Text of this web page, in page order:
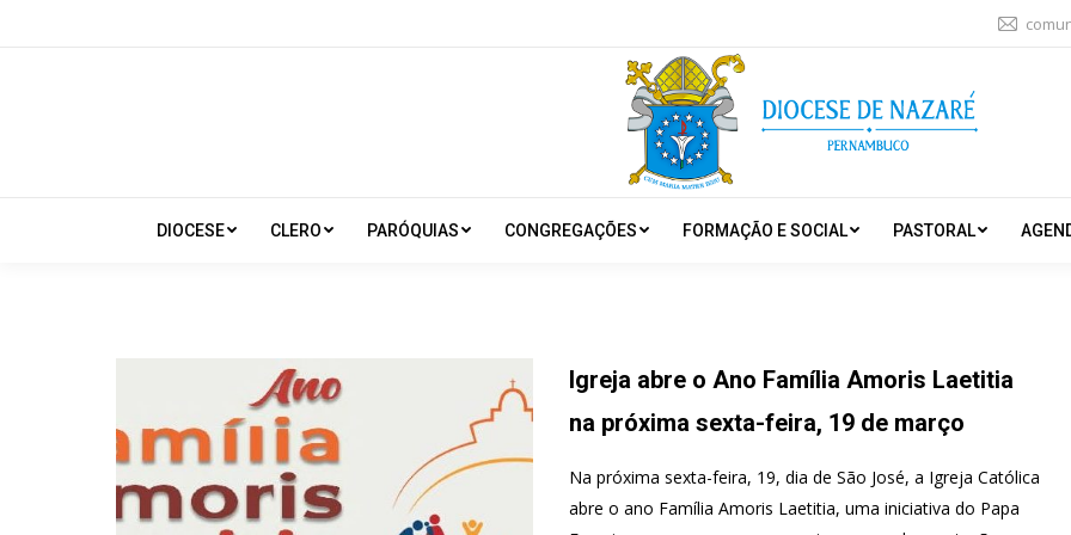
DIOCESE CLERO PARÓQUIAS CONGREGAÇÕES FORMAÇÃO E SOCIAL PASTORAL
Igreja abre o Ano Família Amoris Laetitia
na próxima sexta-feira, 19 de março
Na próxima sexta-feira, 19, dia de São José, a Igreja Católica
abre o ano Família Amoris Laetitia, uma iniciativa do Papa